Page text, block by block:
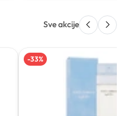
Sve akcije
-33%